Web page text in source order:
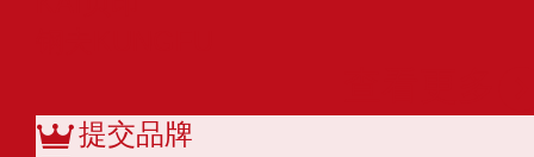
提交品牌